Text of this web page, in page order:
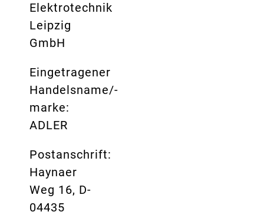
Elektrotechnik
Leipzig
GmbH
Eingetragener
Handelsname/-
marke:
ADLER
Postanschrift:
Haynaer
Weg 16, D-
04435